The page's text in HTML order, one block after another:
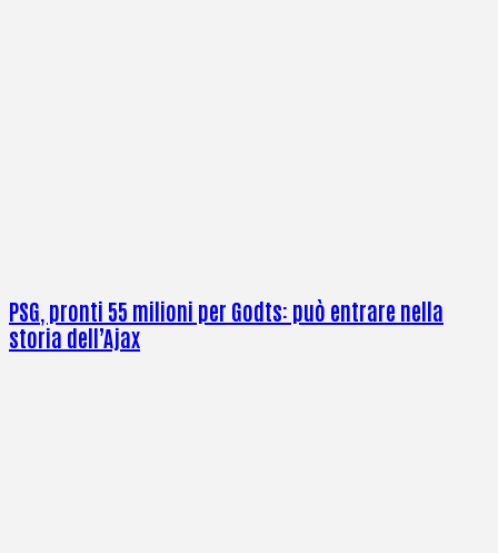
PSG, pronti 55 milioni per Godts: può entrare nella
storia dell’Ajax